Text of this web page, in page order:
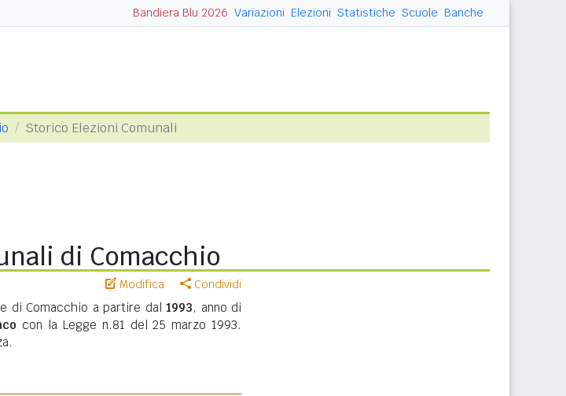
Bandiera Blu 2026 Variazioni Elezioni Statistiche Scuole Banche
Storico Elezioni Comunali
di Comacchio
Modifica Condividi
di Comacchio a partire dal 1993, anno di
con la Legge n.81 del 25 marzo 1993.